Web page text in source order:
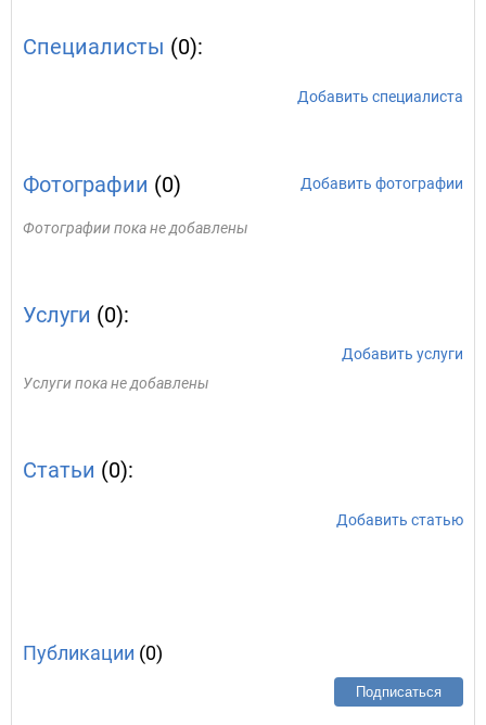
Специалисты (0):
Добавить специалиста
Фотографии (0) Добавить фотографии
Фотографии пока не добавлены
Услуги (0):
Добавить услуги
Услуги пока не добавлены
Статьи (0):
Добавить статью
Публикации (0)
Подписаться